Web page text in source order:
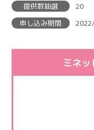
提供数抽選
20
申し込み期間
ミネッ